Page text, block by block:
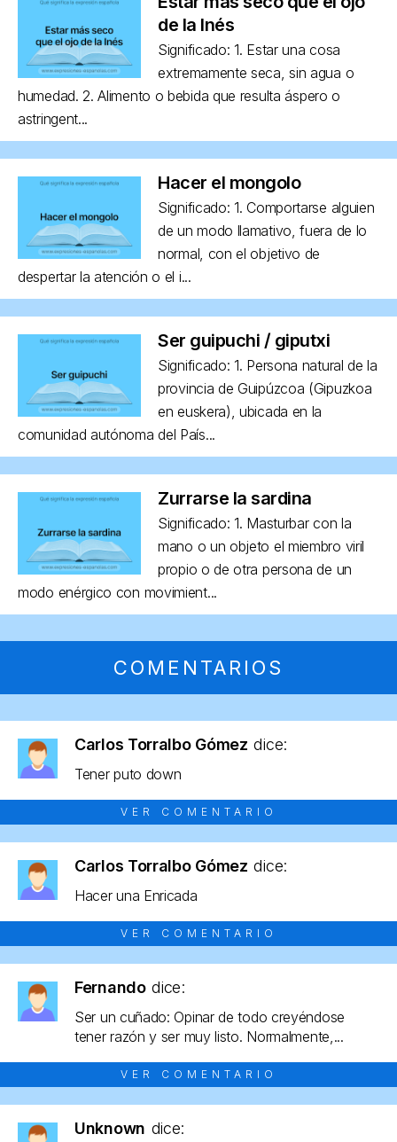
de la Inés
Significado: 1. Estar una cosa
extremamente seca, sin agua o
humedad. 2. Alimento o bebida que resulta áspero o
astringent...
Hacer el mongolo
Significado: 1. Comportarse alguien
de un modo llamativo, fuera de lo
normal, con el objetivo de
despertar la atención o el i...
Ser guipuchi / giputxi
Significado: 1. Persona natural de la
provincia de Guipúzcoa (Gipuzkoa
en euskera), ubicada en la
comunidad autónoma del País...
Zurrarse la sardina
Significado: 1. Masturbar con la
mano o un objeto el miembro viril
propio o de otra persona de un
modo enérgico con movimient...
COMENTARIOS
Carlos Torralbo Gómez dice:
Tener puto down
VER COMENTARIO
Carlos Torralbo Gómez dice:
Hacer una Enricada
VER COMENTARIO
Fernando dice:
Ser un cuñado: Opinar de todo creyéndose
tener razón y ser muy listo. Normalmente,...
VER COMENTARIO
Unknown dice: